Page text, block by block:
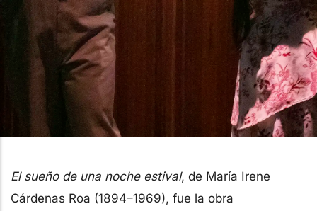
El sueño de una noche estival, de María Irene
Cárdenas Roa (1894–1969), fue la obra